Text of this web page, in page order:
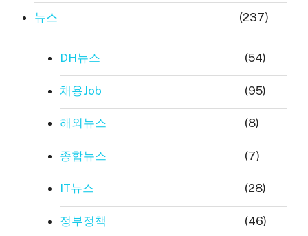
뉴스 (237)
DH뉴스 (54)
채용Job (95)
해외뉴스 (8)
종합뉴스 (7)
IT뉴스 (28)
정부정책 (46)